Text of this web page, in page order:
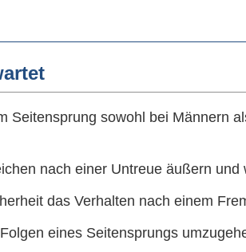
Seitensprung sowohl bei Männern
nach einer Untreue äußern und
das Verhalten nach einem
eines Seitensprungs